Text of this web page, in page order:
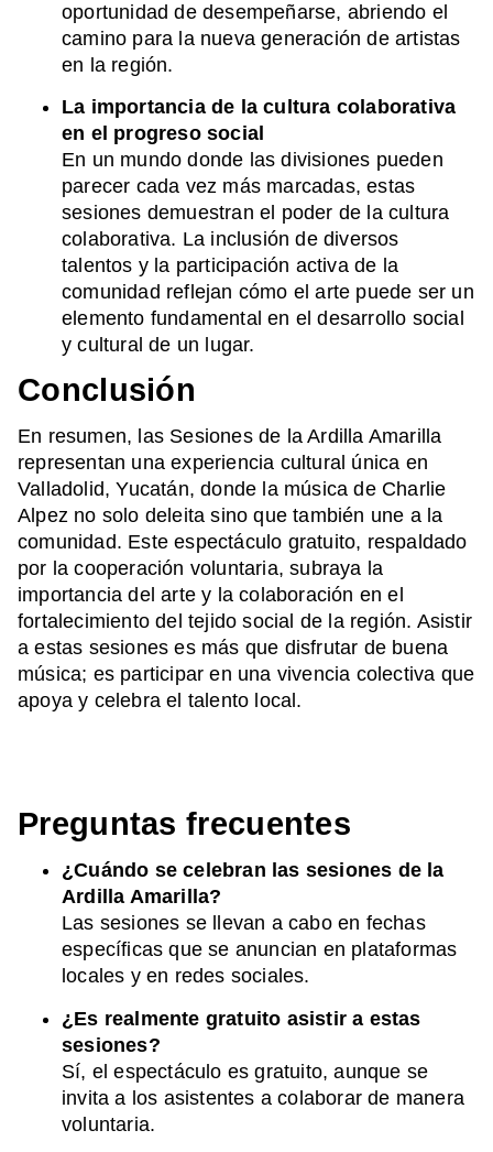
oportunidad de desempeñarse, abriendo el
camino para la nueva generación de artistas
en la región.
La importancia de la cultura colaborativa
en el progreso social
En un mundo donde las divisiones pueden
parecer cada vez más marcadas, estas
sesiones demuestran el poder de la cultura
colaborativa. La inclusión de diversos
talentos y la participación activa de la
comunidad reflejan cómo el arte puede ser un
elemento fundamental en el desarrollo social
y cultural de un lugar.
Conclusión
En resumen, las Sesiones de la Ardilla Amarilla
representan una experiencia cultural única en
Valladolid, Yucatán, donde la música de Charlie
Alpez no solo deleita sino que también une a la
comunidad. Este espectáculo gratuito, respaldado
por la cooperación voluntaria, subraya la
importancia del arte y la colaboración en el
fortalecimiento del tejido social de la región. Asistir
a estas sesiones es más que disfrutar de buena
música; es participar en una vivencia colectiva que
apoya y celebra el talento local.
Preguntas frecuentes
¿Cuándo se celebran las sesiones de la
Ardilla Amarilla?
Las sesiones se llevan a cabo en fechas
específicas que se anuncian en plataformas
locales y en redes sociales.
¿Es realmente gratuito asistir a estas
sesiones?
Sí, el espectáculo es gratuito, aunque se
invita a los asistentes a colaborar de manera
voluntaria.